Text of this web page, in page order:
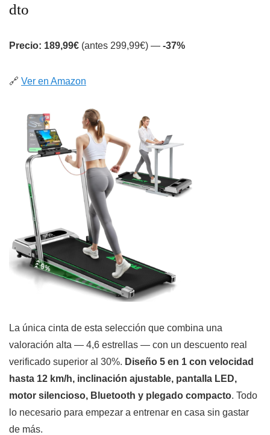
dto
Precio: 189,99€ (antes 299,99€) — -37%
🔗 Ver en Amazon
La única cinta de esta selección que combina una
valoración alta — 4,6 estrellas — con un descuento real
verificado superior al 30%. Diseño 5 en 1 con velocidad
hasta 12 km/h, inclinación ajustable, pantalla LED,
motor silencioso, Bluetooth y plegado compacto. Todo
lo necesario para empezar a entrenar en casa sin gastar
de más.